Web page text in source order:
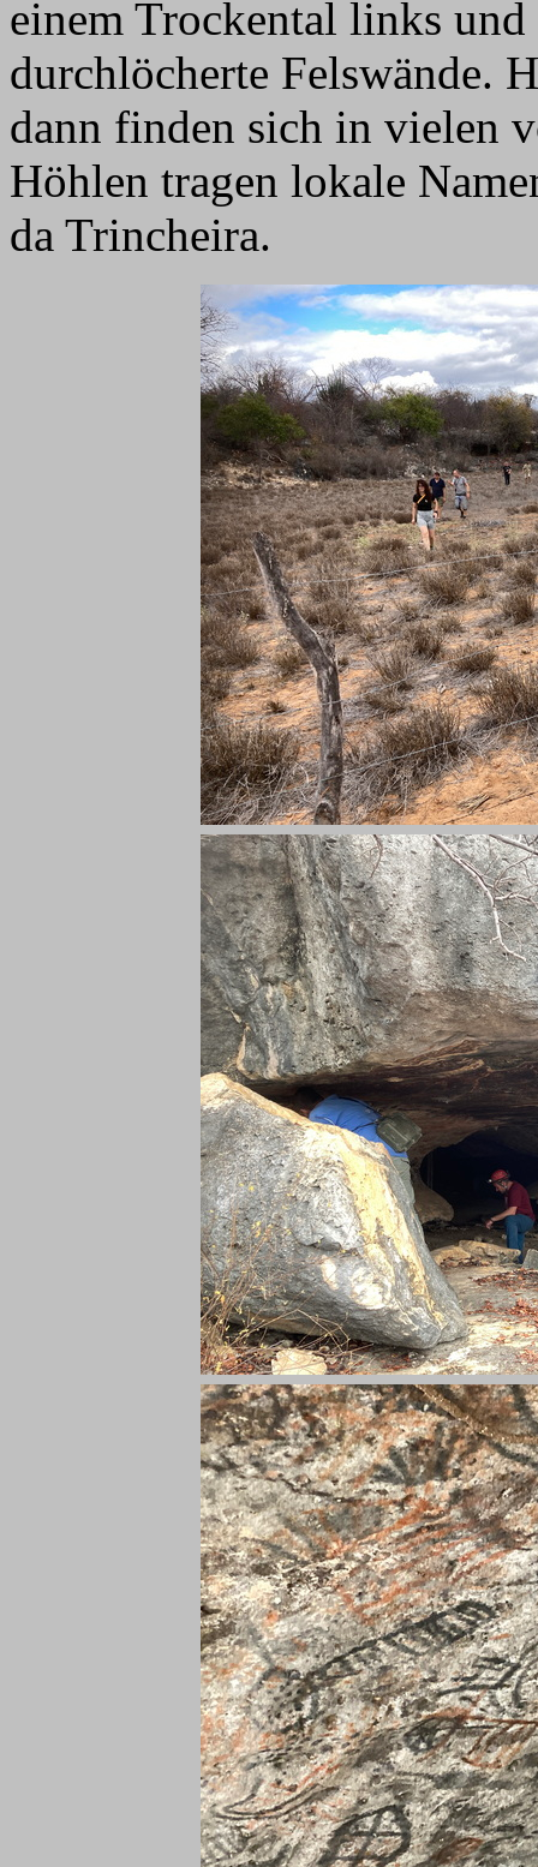
einem Trockental links
durchlöcherte Felswände.
dann finden sich in vielen
Höhlen tragen lokale
da Trincheira.